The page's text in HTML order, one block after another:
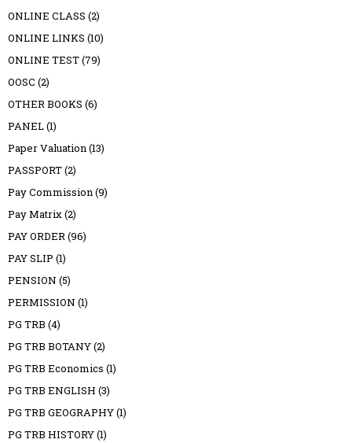
ONLINE CLASS (2)
ONLINE LINKS (10)
ONLINE TEST(79)
OOSC (2)
OTHER BOOKS (6)
PANEL(1)
Paper Valuation(13)
PASSPORT(2)
Pay Commission(9)
Pay Matrix(2)
PAY ORDER(96)
PAY SLIP (1)
PENSION (5)
PERMISSION (1)
PG TRB (4)
PG TRB BOTANY(2)
PG TRB Economics (1)
PG TRB ENGLISH (3)
PG TRB GEOGRAPHY(1)
PG TRB HISTORY(1)